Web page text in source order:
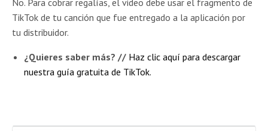
TikTok de tu canción que fue entregado a la aplicación por
tu distribuidor.
¿Quieres saber más? // Haz clic aquí para descargar
nuestra guía gratuita de TikTok.